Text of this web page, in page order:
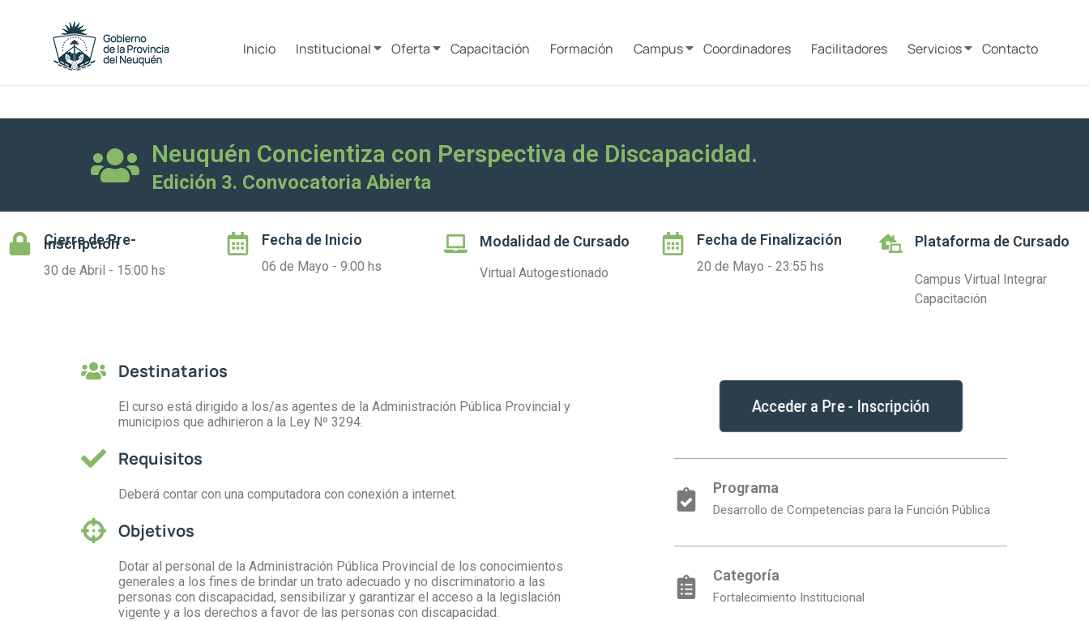
Inicio Institucional Oferta Capacitación Formación Campus Coordinadores Facilitadores Servicios Contacto
Neuquén Concientiza con Perspectiva de Discapacidad.
Edición 3. Convocatoria Abierta
Cierre dePre-
Inscripción
30 de Abril - 15:00 hs
Fecha de Inicio
06 de Mayo - 9:00 hs
Modalidad de Cursado
Virtual Autogestionado
Fecha de Finalización
20 de Mayo - 23:55 hs
Plataforma de Cursado
Campus Virtual Integrar
Capacitación
Destinatarios
El curso está dirigido a los/as agentes de la Administración Pública Provincial y
municipios que adhirieron a la Ley Nº 3294.
Requisitos
Deberá contar con una computadora con conexión a internet.
Objetivos
Dotar al personal de la Administración Pública Provincial de los conocimientos
generales a los fines de brindar un trato adecuado y no discriminatorio a las
personas con discapacidad, sensibilizar y garantizar el acceso a la legislación
vigente y a los derechos a favor de las personas con discapacidad.
Acceder a Pre - Inscripción
Programa
Desarrollo de Competencias para la Función Pública
Categoría
Fortalecimiento Institucional